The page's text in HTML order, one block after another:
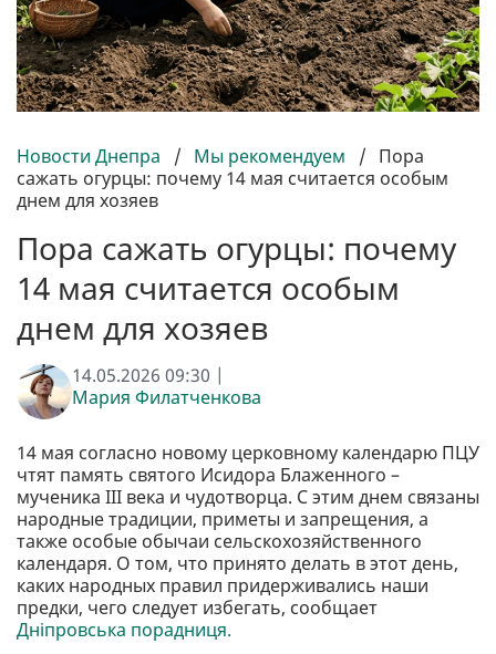
Новости Днепра / Мы рекомендуем / Пора
сажать огурцы: почему 14 мая считается особым
днем ​​для хозяев
Пора сажать огурцы: почему
14 мая считается особым
днем ​​для хозяев
14.05.2026 09:30 |
Мария Филатченкова
14 мая согласно новому церковному календарю ПЦУ
чтят память святого Исидора Блаженного –
мученика III века и чудотворца. С этим днем ​​связаны
народные традиции, приметы и запрещения, а
также особые обычаи сельскохозяйственного
календаря. О том, что принято делать в этот день,
каких народных правил придерживались наши
предки, чего следует избегать, сообщает
Дніпровська порадниця.